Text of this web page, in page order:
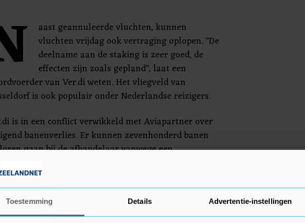
Toestemming Details Advertentie-instellingen
aast geannuleerde vluchten, kunnen
vluchten vrijdag ook vertraging oplopen. "De
deelname aan de staking is zeer goed, de
effecten zijn zoals gepland", laat een
van Ver.di weten. Het vliegveld van
is ook populair onder Nederlandse reizigers.
is in een conflict verwikkeld met Aviapartner over
banenverlies. Er kunnen zevenhonderd banen
gaan bij de afhandelaar vanwege een
van de afhandeling op de luchthaven.
zou een sociaal plan met ontslagvergoeding
voor de werknemers die hun baan dreigen te